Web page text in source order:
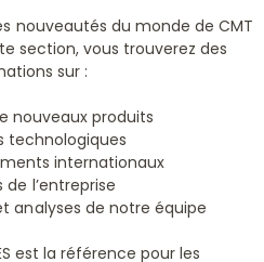
nouveautés du monde de CMT
section, vous trouverez des
sur :
nouveaux produits
technologiques
internationaux
l’entreprise
analyses de notre équipe
est la référence pour les